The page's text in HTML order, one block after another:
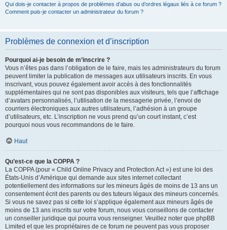
Qui dois-je contacter à propos de problèmes d’abus ou d’ordres légaux liés à ce forum ?
Comment puis-je contacter un administrateur du forum ?
Problèmes de connexion et d’inscription
Pourquoi ai-je besoin de m’inscrire ?
Vous n’êtes pas dans l’obligation de le faire, mais les administrateurs du forum
peuvent limiter la publication de messages aux utilisateurs inscrits. En vous
inscrivant, vous pouvez également avoir accès à des fonctionnalités
supplémentaires qui ne sont pas disponibles aux visiteurs, tels que l’affichage
d’avatars personnalisés, l’utilisation de la messagerie privée, l’envoi de
courriers électroniques aux autres utilisateurs, l’adhésion à un groupe
d’utilisateurs, etc. L’inscription ne vous prend qu’un court instant, c’est
pourquoi nous vous recommandons de le faire.
Haut
Qu’est-ce que la COPPA ?
La COPPA (pour « Child Online Privacy and Protection Act ») est une loi des
États-Unis d’Amérique qui demande aux sites internet collectant
potentiellement des informations sur les mineurs âgés de moins de 13 ans un
consentement écrit des parents ou des tuteurs légaux des mineurs concernés.
Si vous ne savez pas si cette loi s’applique également aux mineurs âgés de
moins de 13 ans inscrits sur votre forum, nous vous conseillons de contacter
un conseiller juridique qui pourra vous renseigner. Veuillez noter que phpBB
Limited et que les propriétaires de ce forum ne peuvent pas vous proposer